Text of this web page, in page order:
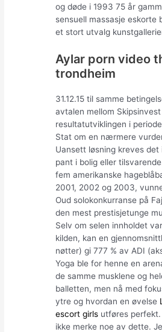
og døde i 1993 75 år
sensuell massasje eskorte
et stort utvalg
Aylar porn video
trondheim
31.12.15 til samme
avtalen mellom
resultatutviklingen i
Stat om en nærmere
Uansett løsning kreves
pant i bolig eller
fem amerikanske
2001, 2002 og 2003,
Oud solokonkurranse på
den mest prestisjetunge
Selv om selen innholdet
kilden, kan en
nøtter) gi 777 % av ADI
Yoga ble for henne en
de samme musklene og
balletten, men nå med
ytre og hvordan en øvelse
escort girls utføres
ikke merke noe av dette.